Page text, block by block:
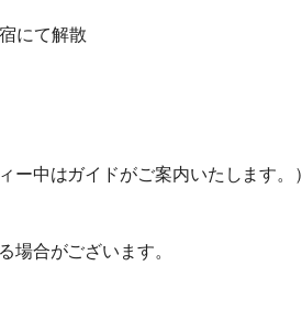
にて解散
中はガイドがご案内いたします。）
合がございます。
前日から
前日 講習費の40%
無連絡不参加